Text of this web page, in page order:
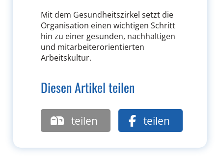
Mit dem Gesundheitszirkel setzt die
Organisation einen wichtigen Schritt
hin zu einer gesunden, nachhaltigen
und mitarbeiterorientierten
Arbeitskultur.
Diesen Artikel teilen
teilen teilen